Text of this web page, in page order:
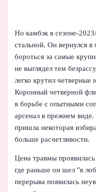
Но камбэк в
стальной. Он вернулся
бороться за самые
не выглядел тем
легко крутил четверные
Коронный четверной
в борьбе с опытными
арсенал в прежнем
пришла некоторая
больше расчетливости.
Цена травмы
где раньше он шел "в
перерыва появилась